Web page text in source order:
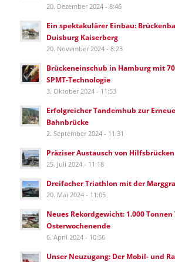
20. Dezember 2024 - 8:46
Ein spektakulärer Einbau:
Duisburg Kaiserberg
20. November 2024 - 8:23
Brückeneinschub in Hamburg mit
SPMT-Technologie
3. Oktober 2024 - 11:53
Erfolgreicher Tandemhub zur
Bahnbrücke
2. September 2024 - 11:31
Präziser Austausch von Hilfsbrücken
25. Juli 2024 - 11:18
Dreifacher Triathlon mit der
20. Mai 2024 - 11:05
Neues Rekordgewicht: 1.000
Osterwochenende
6. April 2024 - 10:56
Unser Neuzugang: Der Mobil- und